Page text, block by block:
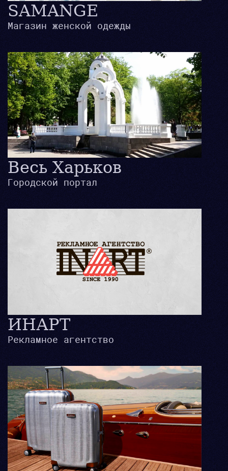
SAMANGE
Магазин женской одежды
Весь Харьков
Городской портал
ИНАРТ
Рекламное агентство